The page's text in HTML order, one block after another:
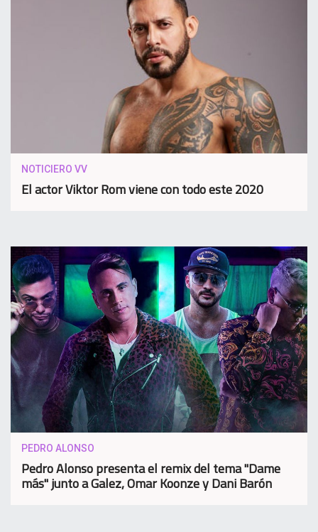
NOTICIERO VV
El actor Viktor Rom viene con todo este 2020
PEDRO ALONSO
Pedro Alonso presenta el remix del tema "Dame
más" junto a Galez, Omar Koonze y Dani Barón